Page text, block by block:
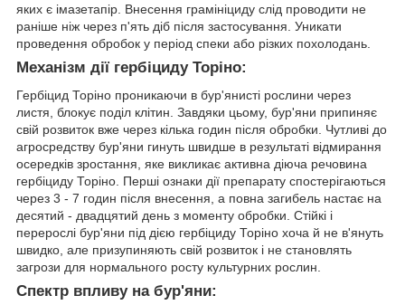
яких є імазетапір. Внесення грамініциду слід проводити не
раніше ніж через п'ять діб після застосування. Уникати
проведення обробок у період спеки або різких похолодань.
Механізм дії гербіциду Торіно:
Гербіцид Торіно проникаючи в бур'янисті рослини через
листя, блокує поділ клітин. Завдяки цьому, бур'яни припиняє
свій розвиток вже через кілька годин після обробки. Чутливі до
агросредству бур'яни гинуть швидше в результаті відмирання
осередків зростання, яке викликає активна діюча речовина
гербіциду Торіно. Перші ознаки дії препарату спостерігаються
через 3 - 7 годин після внесення, а повна загибель настає на
десятий - двадцятий день з моменту обробки. Стійкі і
перерослі бур'яни під дією гербіциду Торіно хоча й не в'януть
швидко, але призупиняють свій розвиток і не становлять
загрози для нормального росту культурних рослин.
Спектр впливу на бур'яни: